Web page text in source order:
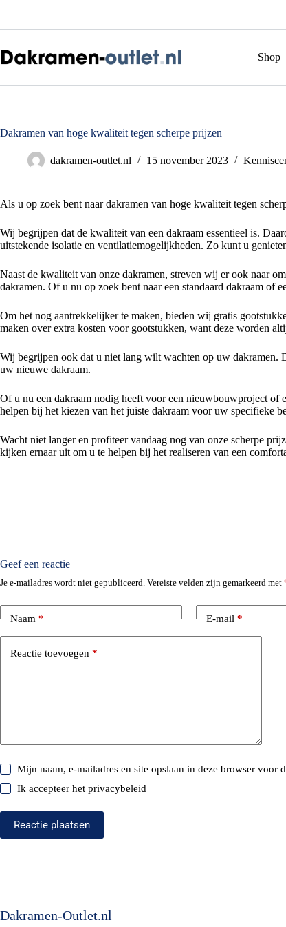
de
Shop
Dakramen van hoge kwaliteit tegen scherpe prijzen
dakramen-outlet.nl 15 november 2023
Als u op zoek bent naar dakramen van hoge kwaliteit tegen
Wij begrijpen dat de kwaliteit van een dakraam essentieel is.
uitstekende isolatie en ventilatiemogelijkheden. Zo kunt u
Naast de kwaliteit van onze dakramen, streven wij er ook naar
dakramen. Of u nu op zoek bent naar een standaard dakraam of
Om het nog aantrekkelijker te maken, bieden wij gratis
maken over extra kosten voor gootstukken, want deze worden
Wij begrijpen ook dat u niet lang wilt wachten op uw dakramen.
uw nieuwe dakraam.
Of u nu een dakraam nodig heeft voor een nieuwbouwproject of
helpen bij het kiezen van het juiste dakraam voor uw specifieke
Wacht niet langer en profiteer vandaag nog van onze scherpe
kijken ernaar uit om u te helpen bij het realiseren van een
Geef een reactie
Je e-mailadres wordt niet gepubliceerd. Vereiste velden zijn gemarkeerd met
Naam* E-mail*
Reactie toevoegen *
Mijn naam, e-mailadres en site opslaan in deze browser voor
Ik accepteer hetprivacybeleid
Reactie plaatsen
Dakramen-Outlet.nl